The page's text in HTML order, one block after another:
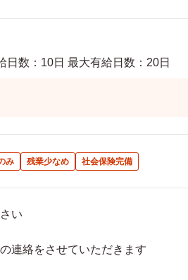
数：10日 最大有給日数：20日
み 残業少なめ 社会保険完備
い
連絡をさせていただきます